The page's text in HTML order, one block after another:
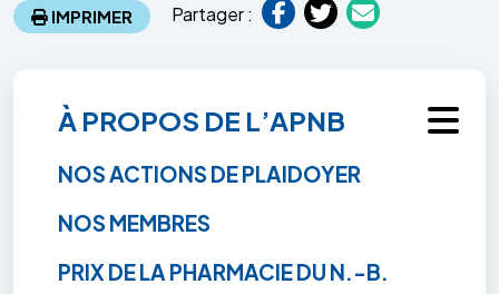
IMPRIMER Partager :
À PROPOS DE L’APNB
NOS ACTIONS DE PLAIDOYER
NOS MEMBRES
PRIX DE LA PHARMACIE DU N.-B.